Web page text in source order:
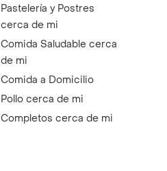
Pastelería y Postres
cerca de mi
Comida Saludable cerca
de mi
Comida a Domicilio
Pollo cerca de mi
Completos cerca de mi